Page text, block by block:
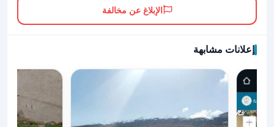
الإبلاغ عن مخالفة
إعلانات مشابهة